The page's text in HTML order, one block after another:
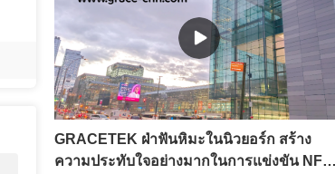
GRACETEK ฝ่าฟันหิมะในนิวยอร์ก สร้าง
ความประทับใจอย่างมากในการแข่งขัน NFR